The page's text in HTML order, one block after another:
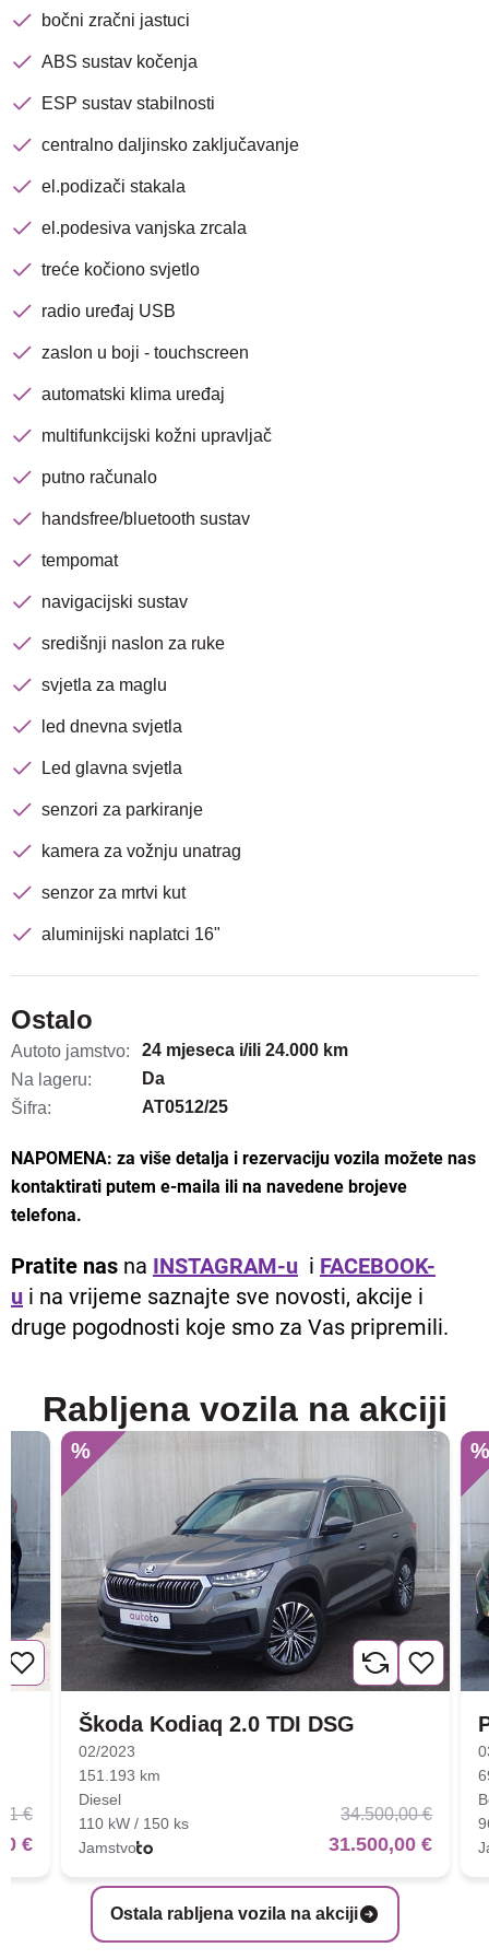
bočni zračni jastuci
ABS sustav kočenja
ESP sustav stabilnosti
centralno daljinsko zaključavanje
el.podizači stakala
el.podesiva vanjska zrcala
treće kočiono svjetlo
radio uređaj USB
zaslon u boji - touchscreen
automatski klima uređaj
multifunkcijski kožni upravljač
putno računalo
handsfree/bluetooth sustav
tempomat
navigacijski sustav
središnji naslon za ruke
svjetla za maglu
led dnevna svjetla
Led glavna svjetla
senzori za parkiranje
kamera za vožnju unatrag
senzor za mrtvi kut
aluminijski naplatci 16"
Ostalo
Autoto jamstvo:
24 mjeseca i/ili 24.000 km
Na lageru:
Da
Šifra:
AT0512/25
NAPOMENA: za više detalja i rezervaciju vozila možete nas
kontaktirati putem e-maila ili na navedene brojeve
telefona.
Pratite nas na INSTAGRAM-u i FACEBOOK-
u i na vrijeme saznajte sve novosti, akcije i
druge pogodnosti koje smo za Vas pripremili.
Rabljena vozila na akciji
Ostala rabljena vozila na akciji
€
€
%
Škoda Kodiaq 2.0 TDI DSG
02/2023
151.193 km
Diesel
110 kW / 150 ks
Jamstvo
34.500,00 €
31.500,00 €
avenija 102, Resnik